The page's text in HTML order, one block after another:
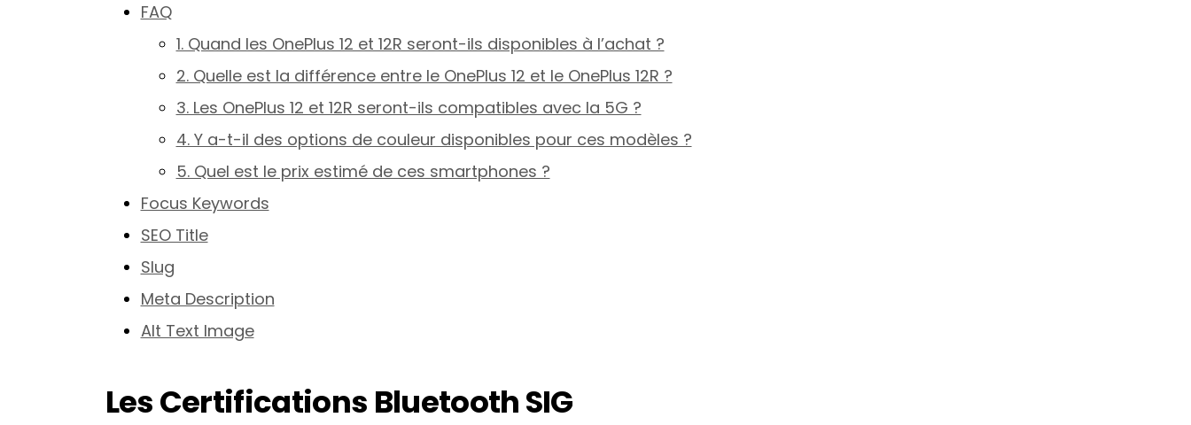
FAQ
1. Quand les OnePlus 12 et 12R seront-ils disponibles à l’achat ?
2. Quelle est la différence entre le OnePlus 12 et le OnePlus 12R ?
3. Les OnePlus 12 et 12R seront-ils compatibles avec la 5G ?
4. Y a-t-il des options de couleur disponibles pour ces modèles ?
5. Quel est le prix estimé de ces smartphones ?
Focus Keywords
SEO Title
Slug
Meta Description
Alt Text Image
Les Certifications Bluetooth SIG